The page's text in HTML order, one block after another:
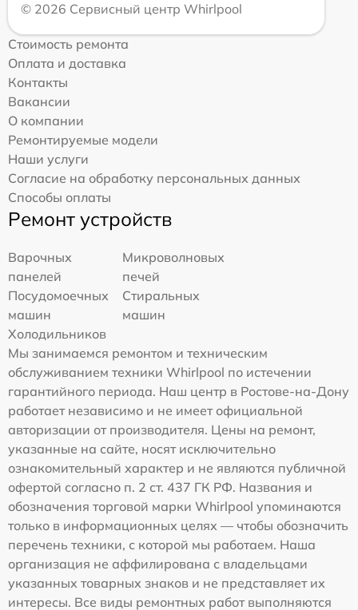
© 2026 Сервисный центр Whirlpool
Стоимость ремонта
Оплата и доставка
Контакты
Вакансии
О компании
Ремонтируемые модели
Наши услуги
Согласие на обработку персональных данных
Способы оплаты
Ремонт устройств
Варочных
панелей
Микроволновых
печей
Посудомоечных
машин
Стиральных
машин
Холодильников
Мы занимаемся ремонтом и техническим
обслуживанием техники Whirlpool по истечении
гарантийного периода. Наш центр в Ростове-на-Дону
работает независимо и не имеет официальной
авторизации от производителя. Цены на ремонт,
указанные на сайте, носят исключительно
ознакомительный характер и не являются публичной
офертой согласно п. 2 ст. 437 ГК РФ. Названия и
обозначения торговой марки Whirlpool упоминаются
только в информационных целях — чтобы обозначить
перечень техники, с которой мы работаем. Наша
организация не аффилирована с владельцами
указанных товарных знаков и не представляет их
интересы. Все виды ремонтных работ выполняются